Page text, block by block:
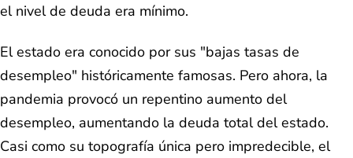
el nivel de deuda era mínimo.
El estado era conocido por sus "bajas tasas de
desempleo" históricamente famosas. Pero ahora, la
pandemia provocó un repentino aumento del
desempleo, aumentando la deuda total del estado.
Casi como su topografía única pero impredecible, el